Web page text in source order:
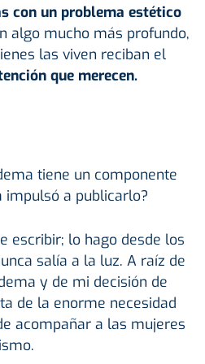
con un problema estético
algo mucho más profundo,
las viven reciban el
que merecen.
tiene un componente
impulsó a publicarlo?
escribir; lo hago desde los
salía a la luz. A raíz de
y de mi decisión de
de la enorme necesidad
acompañar a las mujeres